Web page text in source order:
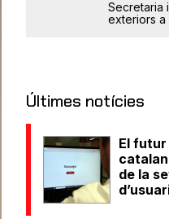
Secretaria
exteriors a
Últimes notícies
El
de la